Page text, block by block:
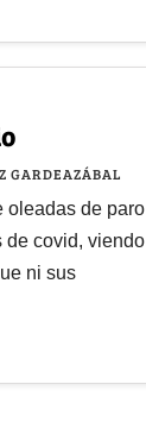
GARDEAZÁBAL
oleadas de paro
de covid, viendo
ni sus